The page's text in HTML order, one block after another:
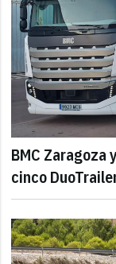
BMC Zaragoza
cinco